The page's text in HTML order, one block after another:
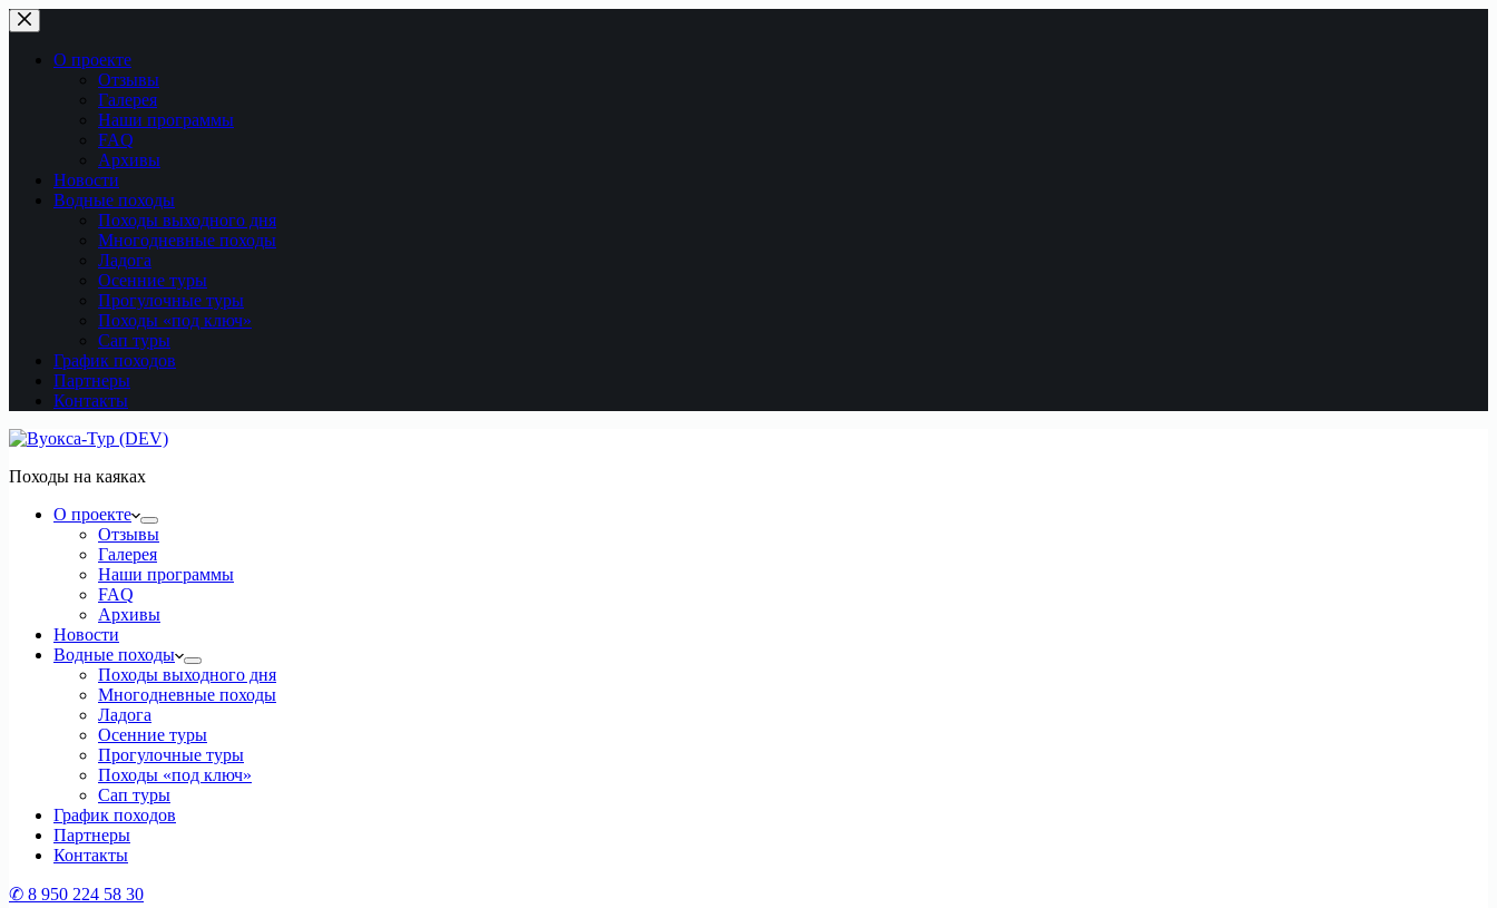
Перейти
к
сути
О проекте
Отзывы
Галерея
Наши программы
FAQ
Архивы
Новости
Водные походы
Походы выходного дня
Многодневные походы
Ладога
Осенние туры
Прогулочные туры
Походы «под ключ»
Сап туры
График походов
Партнеры
Контакты
Походы на каяках
О проекте
Отзывы
Галерея
Наши программы
FAQ
Архивы
Новости
Водные походы
Походы выходного дня
Многодневные походы
Ладога
Осенние туры
Прогулочные туры
Походы «под ключ»
Сап туры
График походов
Партнеры
Контакты
✆ 8 950 224 58 30